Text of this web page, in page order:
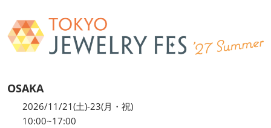
OSAKA
2026/11/21(土)-23(月・祝)
10:00~17:00